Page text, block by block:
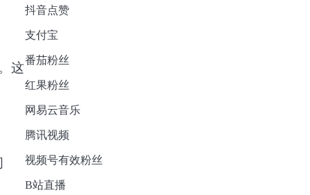
这
抖音点赞
支付宝
番茄粉丝
红果粉丝
网易云音乐
腾讯视频
视频号有效粉丝
B站直播